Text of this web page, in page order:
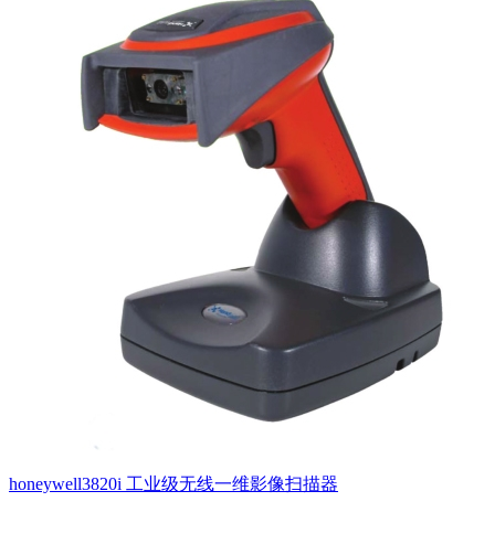
honeywell3820i 工业级无线一维影像扫描器